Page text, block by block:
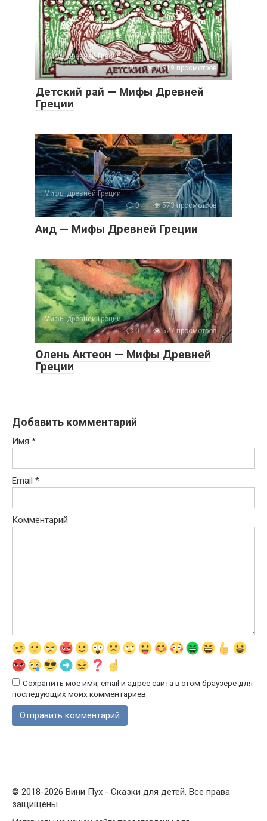
Мифы древней Греции
0
1 319 просмотров
Детский рай — Мифы Древней
Греции
Мифы древней Греции
0
573 просмотров
Аид — Мифы Древней Греции
Мифы древней Греции
0
527 просмотров
Олень Актеон — Мифы Древней
Греции
Добавить комментарий
Имя *
Email *
Комментарий
Сохранить моё имя, email и адрес сайта в этом браузере для
последующих моих комментариев.
© 2018-2026 Вини Пух - Сказки для детей. Все права
защищены